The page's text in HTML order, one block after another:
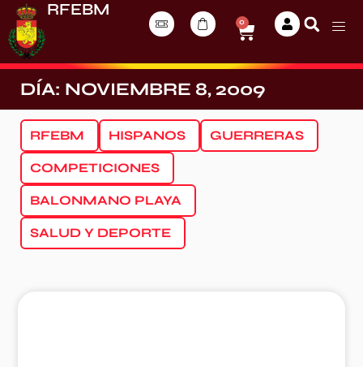
RFEBM
0
DÍA: NOVIEMBRE 8, 2009
RFEBM HISPANOS GUERRERAS
COMPETICIONES
BALONMANO PLAYA
SALUD Y DEPORTE